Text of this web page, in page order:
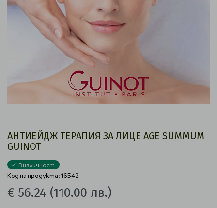
АНТИЕЙДЖ ТЕРАПИЯ ЗА ЛИЦЕ AGE SUMMUM
GUINOT
В наличност
Код на продукта: 16542
€ 56.24 (110.00 лв.)